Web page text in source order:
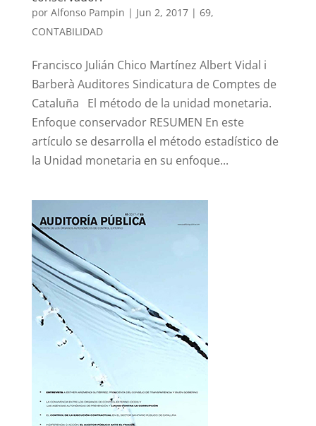
por Alfonso Pampin | Jun 2, 2017| 69,
CONTABILIDAD
Francisco Julián Chico Martínez Albert Vidal i
Barberà Auditores Sindicatura de Comptes de
Cataluña El método de la unidad monetaria.
Enfoque conservador RESUMEN En este
artículo se desarrolla el método estadístico de
la Unidad monetaria en su enfoque...